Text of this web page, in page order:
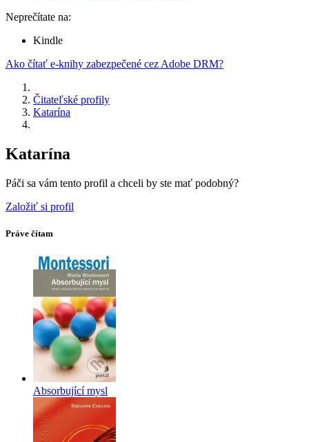
Neprečítate na:
Kindle
Ako čítať e-knihy zabezpečené cez Adobe DRM?
Čitateľské profily
Katarína
Katarína
Páči sa vám tento profil a chceli by ste mať podobný?
Založiť si profil
Práve čítam
Absorbující mysl